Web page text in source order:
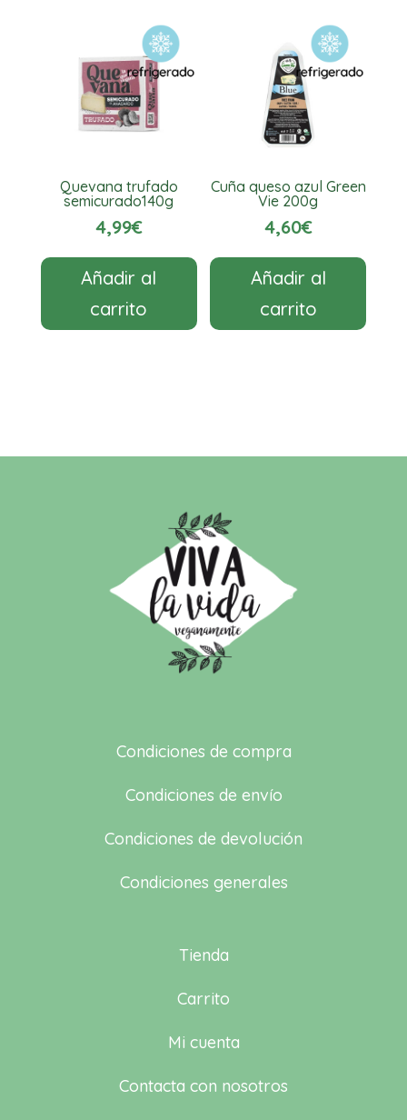
Quevana trufado
semicurado140g
4,99€
Añadir al
carrito
Cuña queso azul Green
Vie 200g
4,60€
Añadir al
carrito
Condiciones de compra
Condiciones de envío
Condiciones de devolución
Condiciones generales
Tienda
Carrito
Mi cuenta
Contacta con nosotros